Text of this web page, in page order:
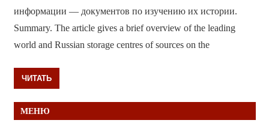
информации — документов по изучению их истории.
Summary. The article gives a brief overview of the leading
world and Russian storage centres of sources on the
ЧИТАТЬ
МЕНЮ